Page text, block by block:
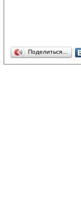
Поделиться…